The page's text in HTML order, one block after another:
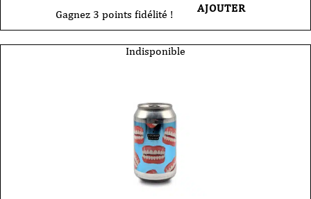
Gagnez 3 points fidélité ! AJOUTER
Indisponible